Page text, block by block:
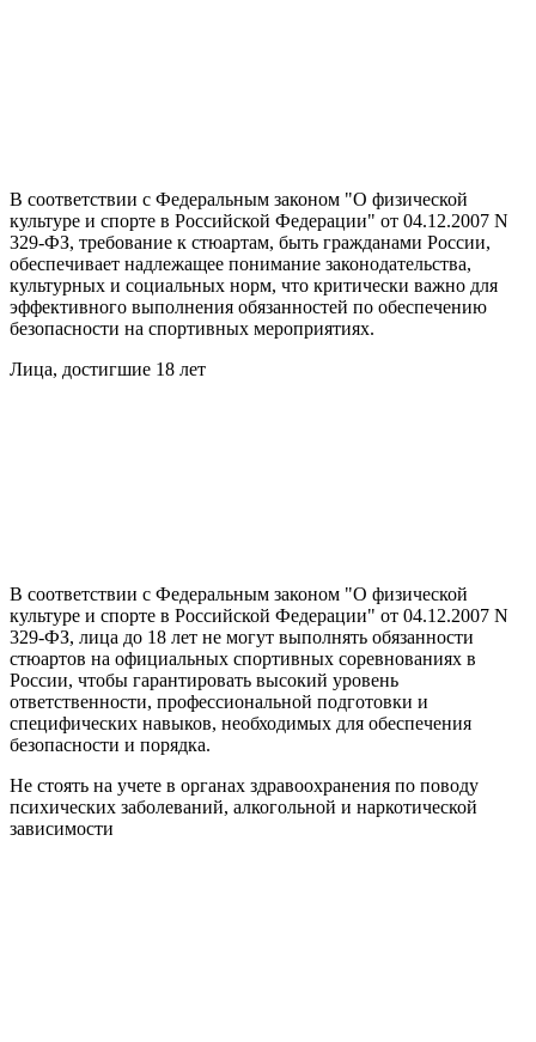
В соответствии с Федеральным законом "О физической
культуре и спорте в Российской Федерации" от 04.12.2007 N
329-ФЗ, требование к стюартам, быть гражданами России,
обеспечивает надлежащее понимание законодательства,
культурных и социальных норм, что критически важно для
эффективного выполнения обязанностей по обеспечению
безопасности на спортивных мероприятиях.
Лица, достигшие 18 лет
В соответствии с Федеральным законом "О физической
культуре и спорте в Российской Федерации" от 04.12.2007 N
329-ФЗ, лица до 18 лет не могут выполнять обязанности
стюартов на официальных спортивных соревнованиях в
России, чтобы гарантировать высокий уровень
ответственности, профессиональной подготовки и
специфических навыков, необходимых для обеспечения
безопасности и порядка.
Не стоять на учете в органах здравоохранения по поводу
психических заболеваний, алкогольной и наркотической
зависимости